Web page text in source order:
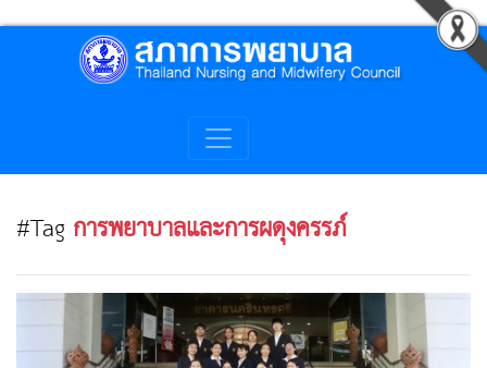
#Tag การพยาบาลและการผดุงครรภ์